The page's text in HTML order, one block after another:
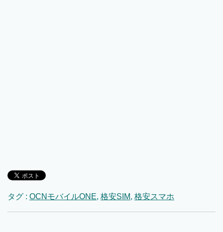
タグ : OCNモバイルONE, 格安SIM, 格安スマホ